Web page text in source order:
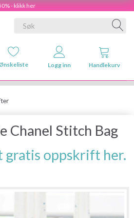
- klikk her
Logg inn Handlekurv
Chanel Stitch Bag
gratis oppskrift her.